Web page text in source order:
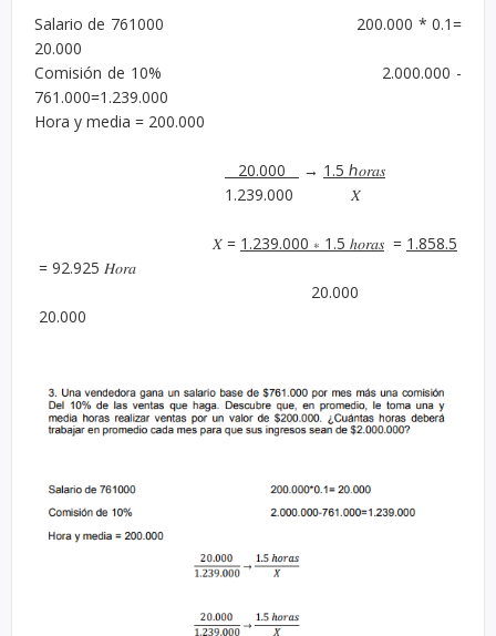
Salario de 761000 200.000 * 0.1=
20.000
Comisión de 10% 2.000.000 -
761.000=1.239.000
Hora y media = 200.000
20.000 → 1.5 ℎ𝑜𝑟𝑎𝑠
1.239.000 𝑋
𝑋 = 1.239.000 ∗ 1.5 ℎ𝑜𝑟𝑎𝑠= 1.858.5
= 92.925 𝐻𝑜𝑟𝑎
20.000
20.000